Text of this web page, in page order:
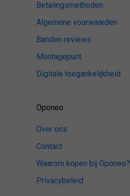
Betalingsmethoden
Algemene voorwaarden
Banden reviews
Montagepunt
Digitale toegankelijkheid
Oponeo
Over ons
Contact
Waarom kopen bij Oponeo?
Privacybeleid